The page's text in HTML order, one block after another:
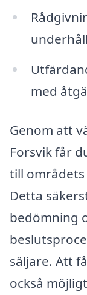
underhåll
med
Genom att
Forsvik får
till
Detta
bedömning
säljare. Att
också